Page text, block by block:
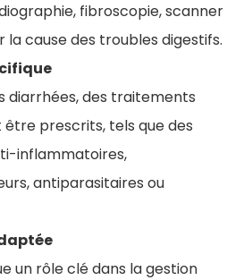
fibroscopie, scanner
la cause des troubles digestifs.
diarrhées, des traitements
prescrits, tels que des
inflammatoires,
antiparasitaires ou
un rôle clé dans la gestion